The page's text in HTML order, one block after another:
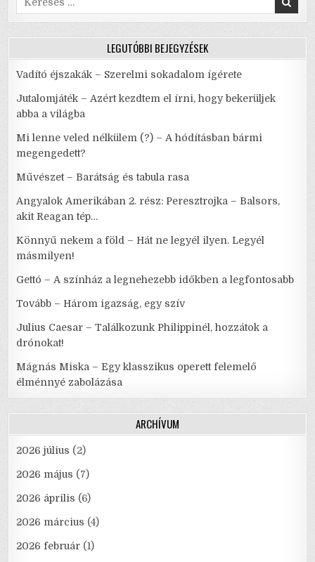
for:
LEGUTÓBBI BEJEGYZÉSEK
Vadító éjszakák – Szerelmi sokadalom ígérete
Jutalomjáték – Azért kezdtem el írni, hogy bekerüljek
abba a világba
Mi lenne veled nélkülem (?) – A hódításban bármi
megengedett?
Művészet – Barátság és tabula rasa
Angyalok Amerikában 2. rész: Peresztrojka – Balsors,
akit Reagan tép…
Könnyű nekem a föld – Hát ne legyél ilyen. Legyél
másmilyen!
Gettó – A színház a legnehezebb időkben a legfontosabb
Tovább – Három igazság, egy szív
Julius Caesar – Találkozunk Philippinél, hozzátok a
drónokat!
Mágnás Miska – Egy klasszikus operett felemelő
élménnyé zabolázása
ARCHÍVUM
2026 július (2)
2026 május (7)
2026 április (6)
2026 március (4)
2026 február (1)